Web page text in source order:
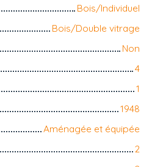
Bois/Individuel
Bois/Double vitrage
Non
4
1
1948
Aménagée et équipée
2